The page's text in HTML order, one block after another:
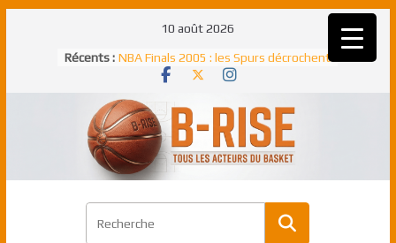
10 août 2026
Récents : NBA Finals 2005 : les Spurs décrochent
un troisième titre NBA, la rude bataille
NBA Finals 2021 : les Bucks et Giannis
Antetokounmpo triomphent, le Greek
Freek élu MVP
Shai Gilgeous-Alexander : son premier
match à plus de 40 points en NBA, le
Pau Gasol dans l’histoire en 2002 :
premier européen sacré Rookie de